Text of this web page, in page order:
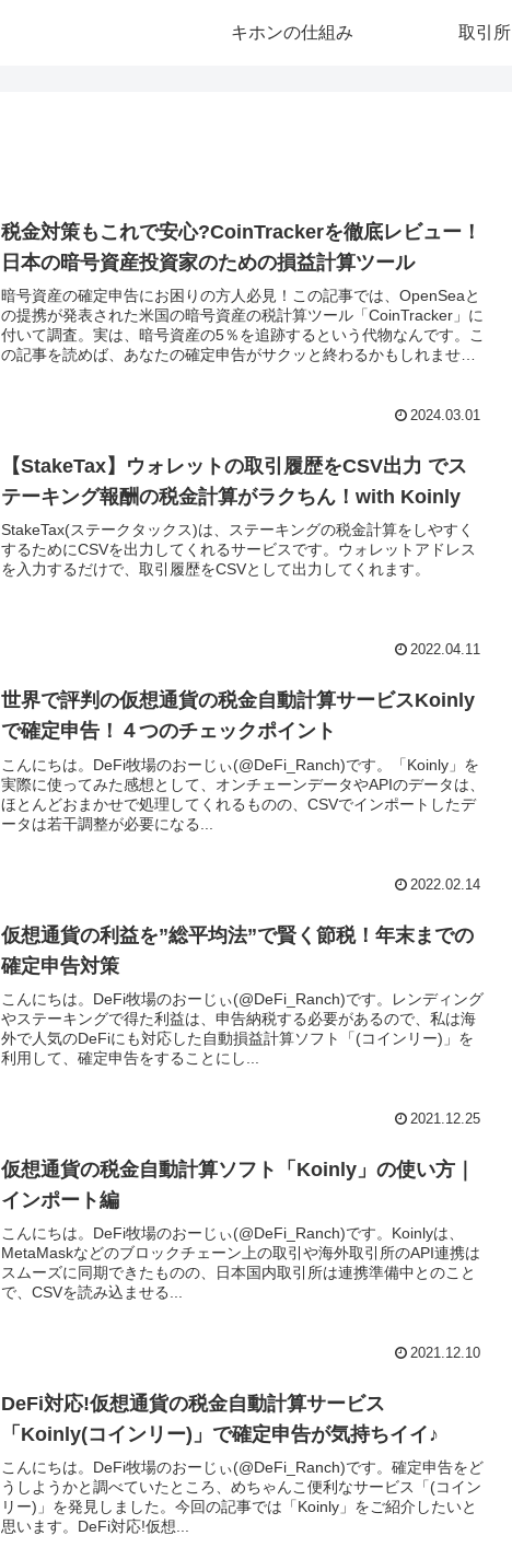
キホンの仕組み 取引所
税金対策もこれで安心?CoinTrackerを徹底レビュー！
日本の暗号資産投資家のための損益計算ツール
暗号資産の確定申告にお困りの方人必見！この記事では、OpenSeaと
の提携が発表された米国の暗号資産の税計算ツール「CoinTracker」に
付いて調査。実は、暗号資産の5％を追跡するという代物なんです。こ
の記事を読めば、あなたの確定申告がサクッと終わるかもしれませ
2024.03.01
【StakeTax】ウォレットの取引履歴をCSV出力 でス
テーキング報酬の税金計算がラクちん！with Koinly
StakeTax(ステークタックス)は、ステーキングの税金計算をしやすく
するためにCSVを出力してくれるサービスです。ウォレットアドレス
を入力するだけで、取引履歴をCSVとして出力してくれます。
2022.04.11
世界で評判の仮想通貨の税金自動計算サービスKoinly
で確定申告！４つのチェックポイント
こんにちは。DeFi牧場のおーじぃ(@DeFi_Ranch)です。「Koinly」を
実際に使ってみた感想として、オンチェーンデータやAPIのデータは、
ほとんどおまかせで処理してくれるものの、CSVでインポートしたデ
ータは若干調整が必要になる...
2022.02.14
仮想通貨の利益を”総平均法”で賢く節税！年末までの
確定申告対策
こんにちは。DeFi牧場のおーじぃ(@DeFi_Ranch)です。レンディング
やステーキングで得た利益は、申告納税する必要があるので、私は海
外で人気のDeFiにも対応した自動損益計算ソフト「(コインリー)」を
利用して、確定申告をすることにし...
2021.12.25
仮想通貨の税金自動計算ソフト「Koinly」の使い方｜
インポート編
こんにちは。DeFi牧場のおーじぃ(@DeFi_Ranch)です。Koinlyは、
MetaMaskなどのブロックチェーン上の取引や海外取引所のAPI連携は
スムーズに同期できたものの、日本国内取引所は連携準備中とのこと
で、CSVを読み込ませる...
2021.12.10
DeFi対応!仮想通貨の税金自動計算サービス
「Koinly(コインリー)」で確定申告が気持ちイイ♪
こんにちは。DeFi牧場のおーじぃ(@DeFi_Ranch)です。確定申告をど
うしようかと調べていたところ、めちゃんこ便利なサービス「(コイン
リー)」を発見しました。今回の記事では「Koinly」をご紹介したいと
思います。DeFi対応!仮想...